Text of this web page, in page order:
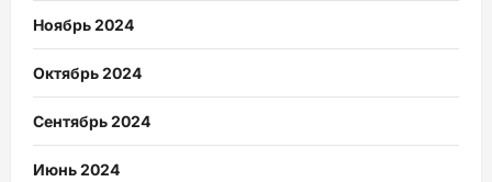
Ноябрь 2024
Октябрь 2024
Сентябрь 2024
Июнь 2024